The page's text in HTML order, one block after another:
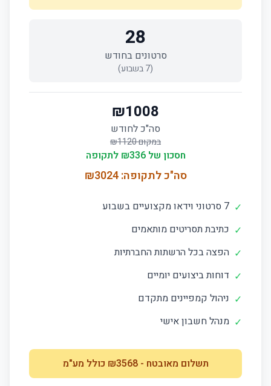
28
סרטונים בחודש
(
7בשבוע)
₪1008
סה"כ לחודש
במקום ₪1120
חסכון של ₪336 לתקופה
סה"כ לתקופה: ₪3024
✓ 7 סרטוני וידאו מקצועיים בשבוע
✓ כתיבת תסריטים מותאמים
✓ הפצה בכל הרשתות החברתיות
✓ דוחות ביצועים יומיים
✓ ניהול קמפיינים מתקדם
✓ מנהל חשבון אישי
תשלום מאובטח - ₪
3568 כולל מע"מ